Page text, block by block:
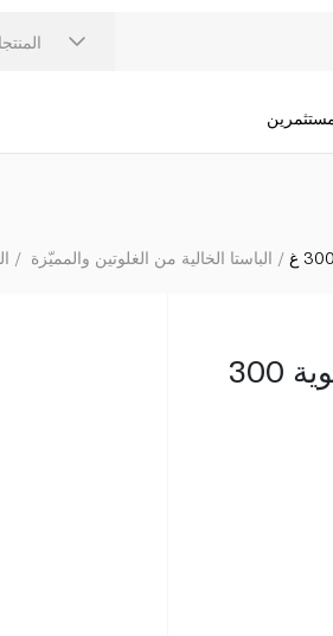
الباستا الخالية من الغلوتين والمميّزة
أورغانك لاردر باستا بيني العضوية 300